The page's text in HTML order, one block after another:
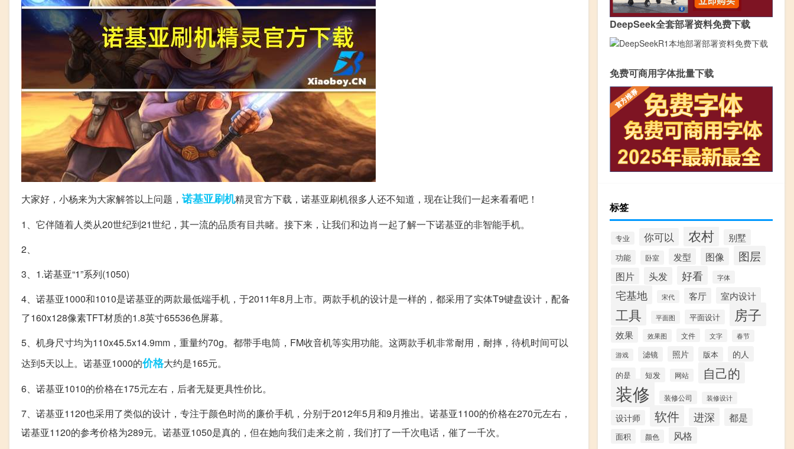
大家好，小杨来为大家解答以上问题， 诺基亚刷机精灵官方下载，诺基亚刷机很多人还不知道，现在让我们一起来看看吧！
1、它伴随着人类从20世纪到21世纪，其一流的品质有目共睹。接下来，让我们和边肖一起了解一下诺基亚的非智能手机。
2、
3、1.诺基亚“1”系列(1050)
4、诺基亚1000和1010是诺基亚的两款最低端手机，于2011年8月上市。两款手机的设计是一样的，都采用了实体T9键盘设计，配备
了160x128像素TFT材质的1.8英寸65536色屏幕。
5、机身尺寸均为110x45.5x14.9mm，重量约70g。都带手电筒，FM收音机等实用功能。这两款手机非常耐用，耐摔，待机时间可以
达到5天以上。诺基亚1000的价格大约是165元。
6、诺基亚1010的价格在175元左右，后者无疑更具性价比。
7、诺基亚1120也采用了类似的设计，专注于颜色时尚的廉价手机，分别于2012年5月和9月推出。诺基亚1100的价格在270元左右，
诺基亚1120的参考价格为289元。诺基亚1050是真的，但在她向我们走来之前，我们打了一千次电话，催了一千次。
DeepSeek全套部署资料免费下载
免费可商用字体批量下载
标签
专业 你可以 农村 别墅
功能 卧室 发型 图像 图层
图片 头发 好看 字体
宅基地 宋代 客厅 室内设计
工具 平面图 平面设计 房子
效果 效果图 文件 文字 春节
游戏 滤镜 照片 版本 的人
的是 短发 网站 自己的
装修 装修公司 装修设计
设计师 软件 进深 都是
面积 颜色 风格